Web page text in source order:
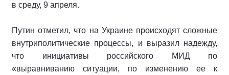
в среду, 9 апреля.
Путин отметил, что на Украине происходят сложные
внутриполитические процессы, и выразил надежду,
что инициативы российского МИД по
«выравниванию ситуации, по изменению ее к